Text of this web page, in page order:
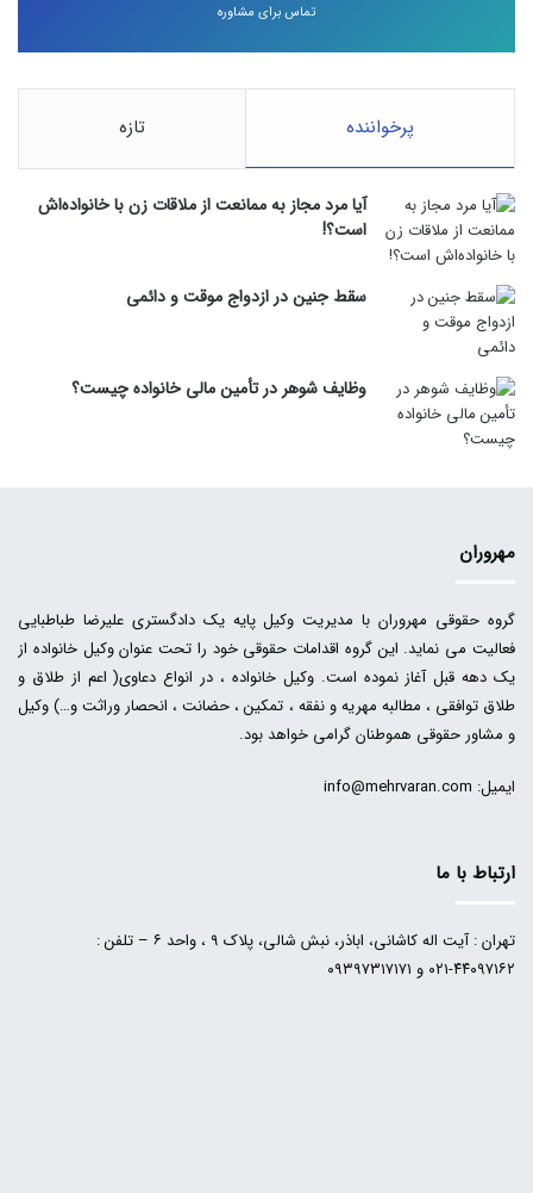
تماس برای مشاوره
پرخواننده تازه
آیا مرد مجاز به ممانعت از ملاقات زن با خانواده‌اش
است؟!
سقط جنین در ازدواج موقت و دائمی
وظایف شوهر در تأمین مالی خانواده چیست؟
مهروران
گروه حقوقی مهروران با مدیریت وکیل پایه یک دادگستری علیرضا طباطبایی
فعالیت می نماید. این گروه اقدامات حقوقی خود را تحت عنوان وکیل خانواده از
یک دهه قبل آغاز نموده است. وکیل خانواده ، در انواع دعاوی( اعم از طلاق و
طلاق توافقی ، مطالبه مهریه و نفقه ، تمکین ، حضانت ، انحصار وراثت و…) وکیل
و مشاور حقوقی هموطنان گرامی خواهد بود.
ایمیل: info@mehrvaran.com
ارتباط با ما
تهران : آیت اله کاشانی، اباذر، نبش شالی، پلاک ۹ ، واحد ۶ – تلفن :
۴۴۰۹۷۱۶۲-۰۲۱ و ۰۹۳۹۷۳۱۷۱۷۱